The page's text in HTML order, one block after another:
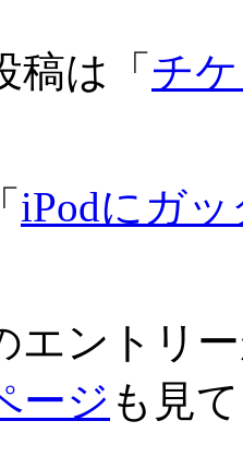
稿は「 チ
iPodにガ
エントリ
ージ も見